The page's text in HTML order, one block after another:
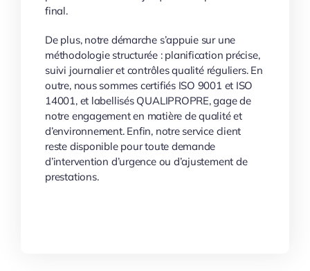
final.
De plus, notre démarche s’appuie sur une
méthodologie structurée : planification précise,
suivi journalier et contrôles qualité réguliers. En
outre, nous sommes certifiés ISO 9001 et ISO
14001, et labellisés QUALIPROPRE, gage de
notre engagement en matière de qualité et
d’environnement. Enfin, notre service client
reste disponible pour toute demande
d’intervention d’urgence ou d’ajustement de
prestations.